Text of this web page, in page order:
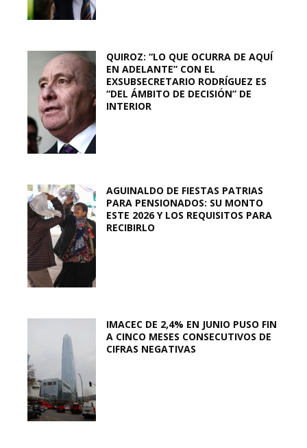
QUIROZ: “LO QUE OCURRA DE AQUÍ
EN ADELANTE” CON EL
EXSUBSECRETARIO RODRÍGUEZ ES
“DEL ÁMBITO DE DECISIÓN” DE
INTERIOR
AGUINALDO DE FIESTAS PATRIAS
PARA PENSIONADOS: SU MONTO
ESTE 2026 Y LOS REQUISITOS PARA
RECIBIRLO
IMACEC DE 2,4% EN JUNIO PUSO FIN
A CINCO MESES CONSECUTIVOS DE
CIFRAS NEGATIVAS